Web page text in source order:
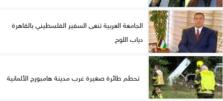
الجامعة العربية تنعى السفير الفلسطيني بالقاهرة
دياب اللوح
تحطم طائرة صغيرة غرب مدينة هامبورج الألمانية